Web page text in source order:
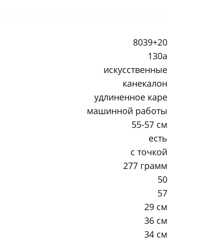
8039+20
130a
искусственные
канекалон
удлиненное каре
машинной работы
55-57 см
есть
с точкой
277 грамм
50
57
29 см
36 см
34 см